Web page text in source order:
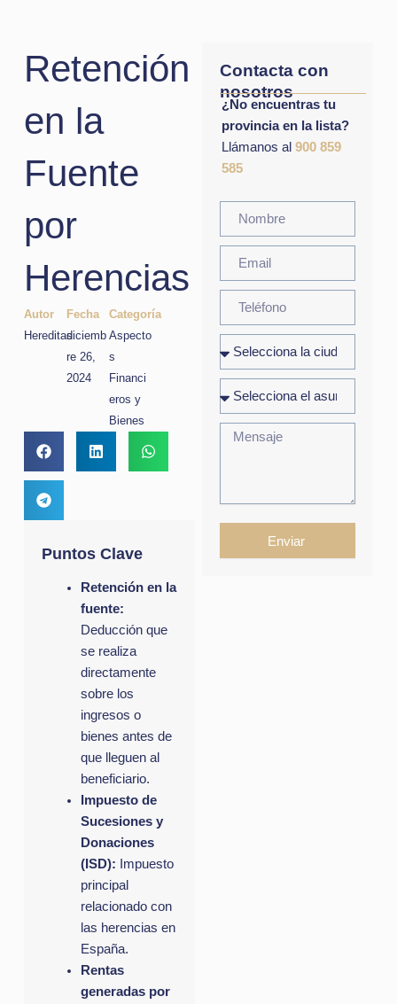
Retención
en la
Fuente
por
Herencias
Autor
Hereditas
Fecha
diciemb
re 26,
2024
Categoría
Aspecto
s
Financi
eros y
Bienes
Puntos Clave
Retención en la
fuente:
Deducción que
se realiza
directamente
sobre los
ingresos o
bienes antes de
que lleguen al
beneficiario.
Impuesto de
Sucesiones y
Donaciones
(ISD): Impuesto
principal
relacionado con
las herencias en
España.
Rentas
generadas por
Contacta con
nosotros
¿No encuentras tu
provincia en la lista?
Llámanos al 900 859
585
Enviar